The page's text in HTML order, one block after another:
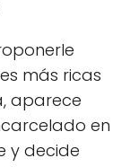
más ricas
aparece
en
y decide